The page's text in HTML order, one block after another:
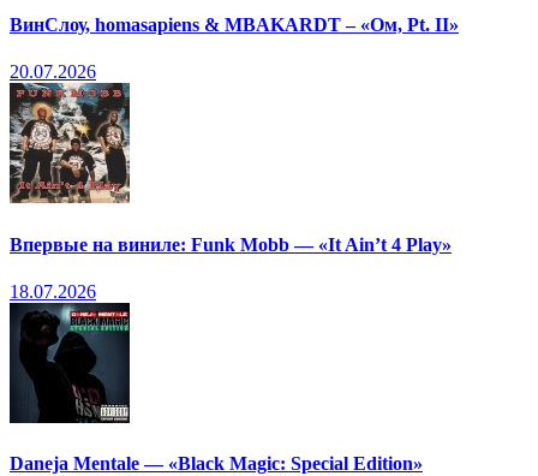
ВинСлоу, homasapiens & MBAKARDT – «Ом, Pt. II»
20.07.2026
Впервые на виниле: Funk Mobb — «It Ain’t 4 Play»
18.07.2026
Daneja Mentale — «Black Magic: Special Edition»